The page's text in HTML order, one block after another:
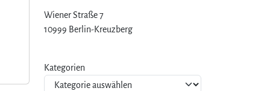
Wiener Straße 7
10999 Berlin-Kreuzberg
Kategorien